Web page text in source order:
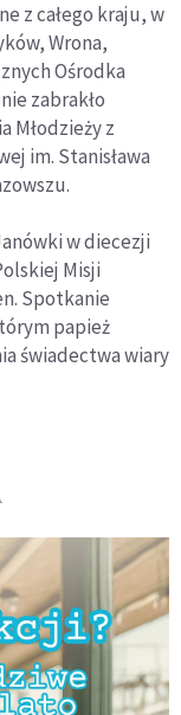
z całego kraju, w
Wrona,
Ośrodka
zabrakło
Młodzieży z
im. Stanisława
w diecezji
Misji
Spotkanie
papież
świadectwa wiary